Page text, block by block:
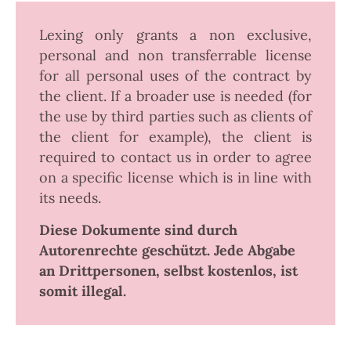
Lexing only grants a non exclusive,
personal and non transferrable license
for all personal uses of the contract by
the client. If a broader use is needed (for
the use by third parties such as clients of
the client for example), the client is
required to contact us in order to agree
on a specific license which is in line with
its needs.
Diese Dokumente sind durch
Autorenrechte geschützt. Jede Abgabe
an Drittpersonen, selbst kostenlos, ist
somit illegal.